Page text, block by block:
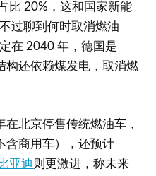
比 20%，这和国家新能
过聊到何时取消燃油
在 2040 年，德国是
构还依赖煤发电，取消燃
北京停售传统燃油车，
含商用车），还预计
亚迪 则更激进，称未来